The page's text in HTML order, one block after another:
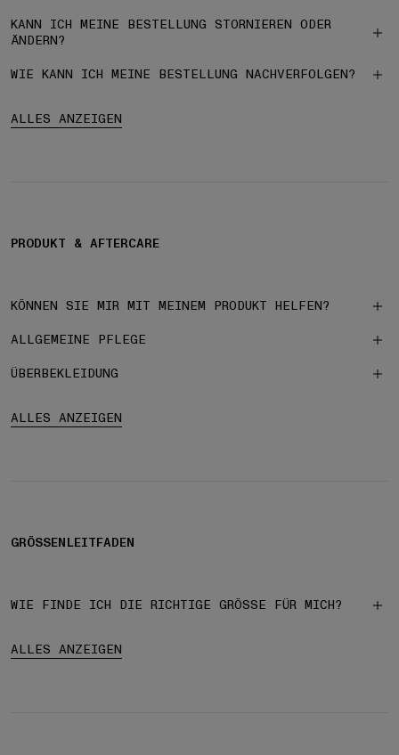
KANN ICH MEINE BESTELLUNG STORNIEREN ODER
ÄNDERN?
WIE KANN ICH MEINE BESTELLUNG NACHVERFOLGEN?
ALLES ANZEIGEN
PRODUKT & AFTERCARE
KÖNNEN SIE MIR MIT MEINEM PRODUKT HELFEN?
ALLGEMEINE PFLEGE
ÜBERBEKLEIDUNG
ALLES ANZEIGEN
GRÖSSENLEITFADEN
WIE FINDE ICH DIE RICHTIGE GRÖSSE FÜR MICH?
ALLES ANZEIGEN